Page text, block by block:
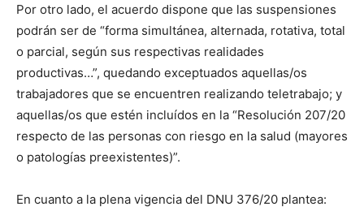
Por otro lado, el acuerdo dispone que las suspensiones
podrán ser de “forma simultánea, alternada, rotativa, total
o parcial, según sus respectivas realidades
productivas…”, quedando exceptuados aquellas/os
trabajadores que se encuentren realizando teletrabajo; y
aquellas/os que estén incluídos en la “Resolución 207/20
respecto de las personas con riesgo en la salud (mayores
o patologías preexistentes)”.
En cuanto a la plena vigencia del DNU 376/20 plantea: